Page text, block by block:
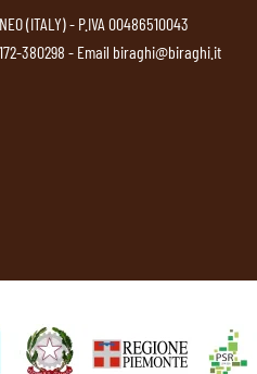
(ITALY) - P.IVA 00486510043
380298 - Email biraghi@biraghi.it